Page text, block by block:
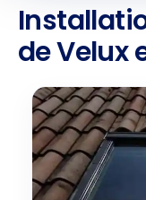
de Velux